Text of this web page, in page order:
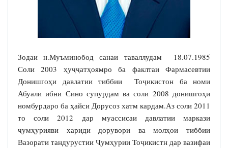
Зодаи н.Муъминобод санаи таваллудам 18.07.1985
Соли 2003 ҳуҷҷатҳоямро ба факлтаи Фармасевтии
Донишгоҳи давлатии тиббии Тоҷикистон ба номи
Абуали ибни Сино супурдам ва соли 2008 донишгоҳи
номбурдаро ба ҳайси Дорусоз хатм кардам.Аз соли 2011
то соли 2012 дар муассисаи давлатии маркази
ҷумҳурияви хариди дорувори ва молҳои тиббии
Вазорати тандурустии Ҷумҳурии Тоҷикистн дар вазифаи